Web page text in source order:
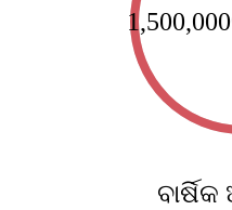
1,500,000